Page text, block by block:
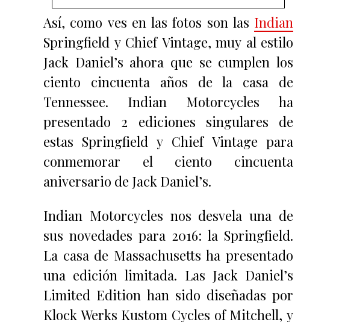
Así, como ves en las fotos son las Indian
Springfield y Chief Vintage, muy al estilo
Jack Daniel’s ahora que se cumplen los
ciento cincuenta años de la casa de
Tennessee. Indian Motorcycles ha
presentado 2 ediciones singulares de
estas Springfield y Chief Vintage para
conmemorar el ciento cincuenta
aniversario de Jack Daniel’s.
Indian Motorcycles nos desvela una de
sus novedades para 2016: la Springfield.
La casa de Massachusetts ha presentado
una edición limitada. Las Jack Daniel’s
Limited Edition han sido diseñadas por
Klock Werks Kustom Cycles of Mitchell, y